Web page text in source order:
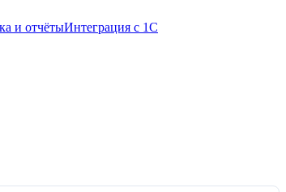
и отчётыИнтеграция с 1С